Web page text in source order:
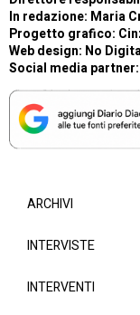
In redazione: Maria
Progetto grafico:
Web design: No
Social media partner:
ARCHIVI
INTERVISTE
INTERVENTI